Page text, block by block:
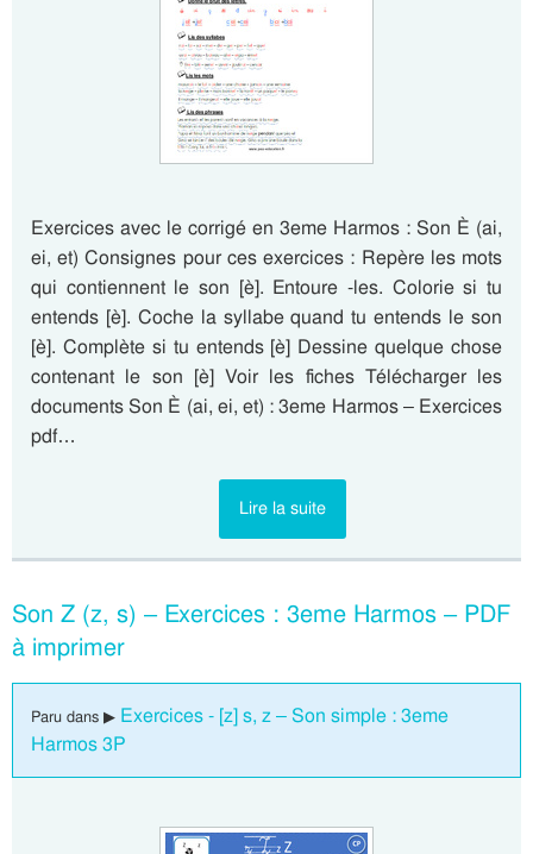
Exercices avec le corrigé en 3eme Harmos : Son È (ai,
ei, et) Consignes pour ces exercices : Repère les mots
qui contiennent le son [è]. Entoure -les. Colorie si tu
entends [è]. Coche la syllabe quand tu entends le son
[è]. Complète si tu entends [è] Dessine quelque chose
contenant le son [è] Voir les fiches Télécharger les
documents Son È (ai, ei, et) : 3eme Harmos – Exercices
pdf…
Lire la suite
Son Z (z, s) – Exercices : 3eme Harmos – PDF
à imprimer
Paru dans ▶ Exercices - [z] s, z – Son simple : 3eme
Harmos 3P